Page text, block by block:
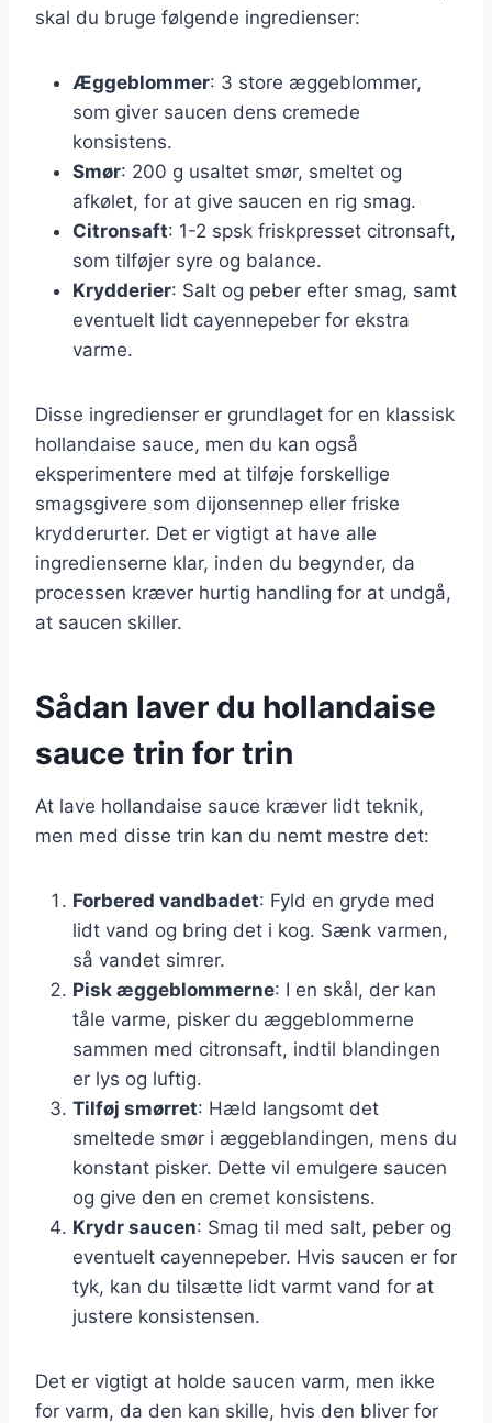
skal du bruge følgende ingredienser:
Æggeblommer: 3 store æggeblommer,
som giver saucen dens cremede
konsistens.
Smør: 200 g usaltet smør, smeltet og
afkølet, for at give saucen en rig smag.
Citronsaft: 1-2 spsk friskpresset citronsaft,
som tilføjer syre og balance.
Krydderier: Salt og peber efter smag, samt
eventuelt lidt cayennepeber for ekstra
varme.
Disse ingredienser er grundlaget for en klassisk
hollandaise sauce, men du kan også
eksperimentere med at tilføje forskellige
smagsgivere som dijonsennep eller friske
krydderurter. Det er vigtigt at have alle
ingredienserne klar, inden du begynder, da
processen kræver hurtig handling for at undgå,
at saucen skiller.
Sådan laver du hollandaise
sauce trin for trin
At lave hollandaise sauce kræver lidt teknik,
men med disse trin kan du nemt mestre det:
Forbered vandbadet: Fyld en gryde med
lidt vand og bring det i kog. Sænk varmen,
så vandet simrer.
Pisk æggeblommerne: I en skål, der kan
tåle varme, pisker du æggeblommerne
sammen med citronsaft, indtil blandingen
er lys og luftig.
Tilføj smørret: Hæld langsomt det
smeltede smør i æggeblandingen, mens du
konstant pisker. Dette vil emulgere saucen
og give den en cremet konsistens.
Krydr saucen: Smag til med salt, peber og
eventuelt cayennepeber. Hvis saucen er for
tyk, kan du tilsætte lidt varmt vand for at
justere konsistensen.
Det er vigtigt at holde saucen varm, men ikke
for varm, da den kan skille, hvis den bliver for